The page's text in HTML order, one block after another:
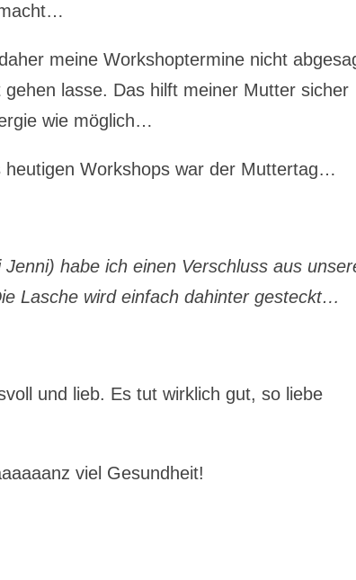
meine Workshoptermine nicht
lasse. Das hilft meiner Mutter sicher
wie möglich…
Workshops war der Muttertag…
habe ich einen Verschluss aus
Lasche wird einfach dahinter gesteckt…
und lieb. Es tut wirklich gut, so liebe
viel Gesundheit!